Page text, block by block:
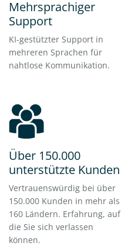
Mehrsprachiger
Support
KI-gestützter Support in
mehreren Sprachen für
nahtlose Kommunikation.
Über 150.000
unterstützte Kunden
Vertrauenswürdig bei über
150.000 Kunden in mehr als
160 Ländern. Erfahrung, auf
die Sie sich verlassen
können.